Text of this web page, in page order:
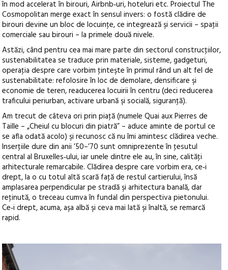
în mod accelerat în birouri, Airbnb‑uri, hoteluri etc. Proiectul The
Cosmopolitan merge exact în sensul invers: o fostă clădire de
birouri devine un bloc de locuinţe, ce integrează şi servicii – spaţii
comerciale sau birouri – la primele două nivele.
Astăzi, când pentru cea mai mare parte din sectorul construcţiilor,
sustenabilitatea se traduce prin materiale, sisteme, gadgeturi,
operaţia despre care vorbim ţinteşte în primul rând un alt fel de
sustenabilitate: refolosire în loc de demolare, densificare şi
economie de teren, readucerea locuirii în centru (deci reducerea
traficului periurban, activare urbană şi socială, siguranţă).
Am trecut de câteva ori prin piaţă (numele Quai aux Pierres de
Taille – „Cheiul cu blocuri din piatră” – aduce aminte de portul ce
se afla odată acolo) şi recunosc că nu îmi amintesc clădirea veche.
Inserţiile dure din anii ’50–’70 sunt omniprezente în ţesutul
central al Bruxelles‑ului, iar unele dintre ele au, în sine, calităţi
arhitecturale remarcabile. Clădirea despre care vorbim era, ce‑i
drept, la o cu totul altă scară faţă de restul cartierului, însă
amplasarea perpendicular pe stradă şi arhitectura banală, dar
reţinută, o treceau cumva în fundal din perspectiva pietonului.
Ce‑i drept, acuma, aşa albă şi ceva mai lată şi înaltă, se remarcă
rapid.